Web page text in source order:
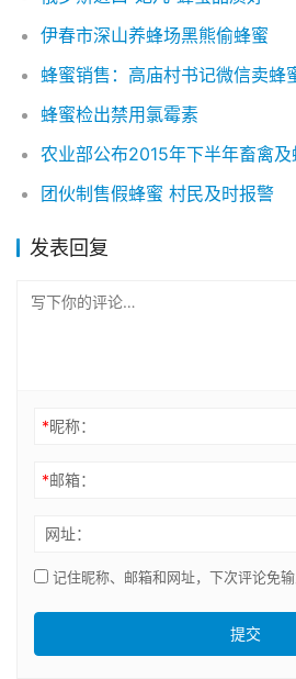
伊春市深山养蜂场黑熊偷蜂蜜
蜂蜜销售：高庙村书记微信卖蜂
蜂蜜检出禁用氯霉素
团伙制售假蜂蜜 村民及时报警
发表回复
*昵称：
*邮箱：
网址：
记住昵称、邮箱和网址，下次评论免输
提交